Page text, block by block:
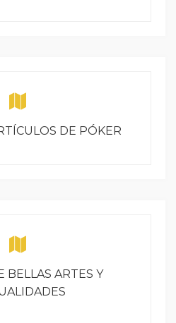
DE PÓKER
BELLAS ARTES Y